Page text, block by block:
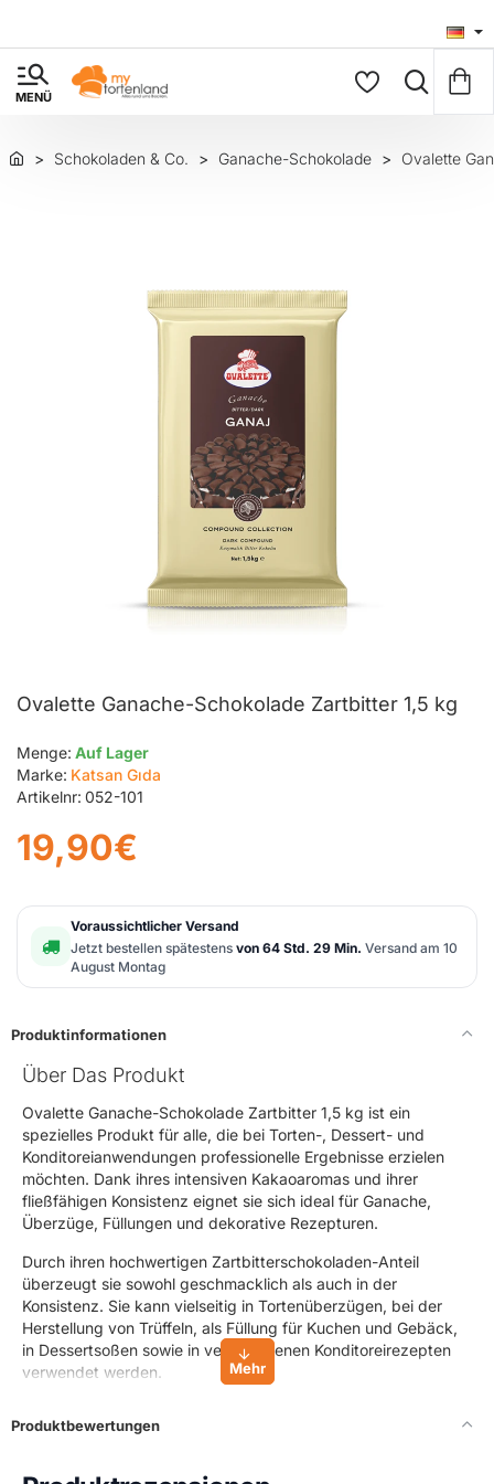
Schokoladen & Co. Ganache-Schokolade Ovalette
Ovalette Ganache-Schokolade Zartbitter 1,5 kg
Menge: Auf Lager
Marke: Katsan Gıda
Artikelnr: 052-101
19,90€
Voraussichtlicher Versand
Jetzt bestellen spätestens von 64 Std. 29 Min. Versand am 10
August Montag
Produktinformationen
Über Das Produkt
Ovalette Ganache-Schokolade Zartbitter 1,5 kg ist ein
spezielles Produkt für alle, die bei Torten-, Dessert- und
Konditoreianwendungen professionelle Ergebnisse erzielen
möchten. Dank ihres intensiven Kakaoaromas und ihrer
fließfähigen Konsistenz eignet sie sich ideal für Ganache,
Überzüge, Füllungen und dekorative Rezepturen.
Durch ihren hochwertigen Zartbitterschokoladen-Anteil
überzeugt sie sowohl geschmacklich als auch in der
Konsistenz. Sie kann vielseitig in Tortenüberzügen, bei der
Herstellung von Trüffeln, als Füllung für Kuchen und Gebäck,
in Dessertsoßen sowie in verschiedenen Konditoreirezepten
verwendet werden.
für den privaten als auch für den professionellen Einsatz und
Schokoladengeschmack bevorzugen.
Produktbewertungen